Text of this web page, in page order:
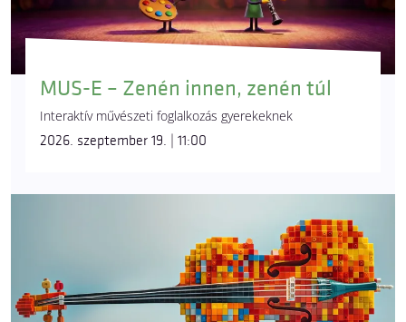
MUS-E – Zenén innen, zenén túl
Interaktív művészeti foglalkozás gyerekeknek
2026. szeptember 19. | 11:00